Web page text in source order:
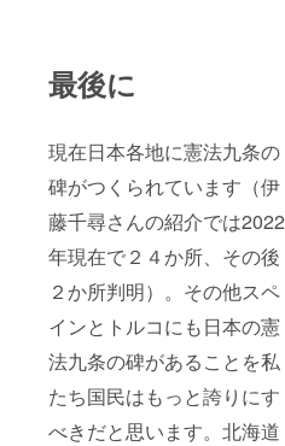
最後に
現在日本各地に憲法九条の
碑がつくられています（伊
藤千尋さんの紹介では2022
年現在で２４か所、その後
２か所判明）。その他スペ
インとトルコにも日本の憲
法九条の碑があることを私
たち国民はもっと誇りにす
べきだと思います。北海道